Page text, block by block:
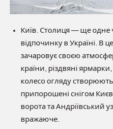
Київ. Столиця — ще одне
відпочинку в Україні. В
зачаровує своєю
країни, різдвяні
колесо огляду
припорошені снігом
ворота та Андріївський
вражаюче.